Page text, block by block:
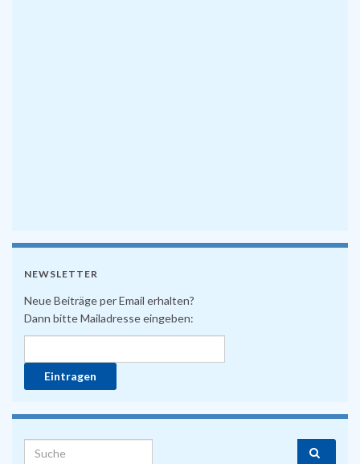
NEWSLETTER
Neue Beiträge per Email erhalten?
Dann bitte Mailadresse eingeben:
Search for: